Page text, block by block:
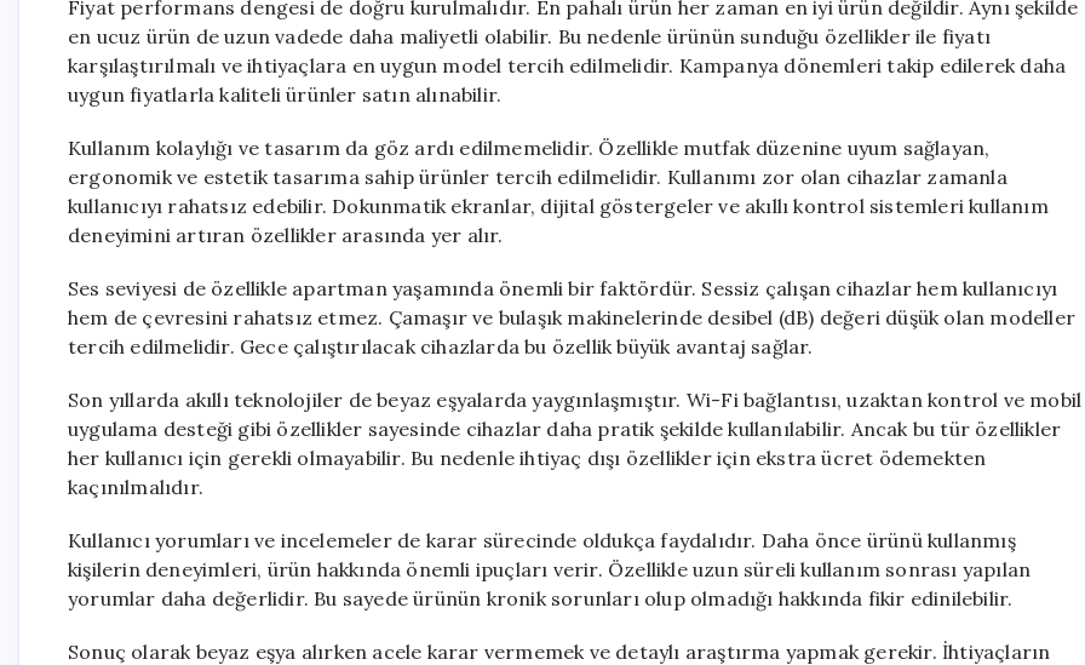
Fiyat performans dengesi de doğru kurulmalıdır. En pahalı ürün her zaman en iyi ürün değildir. Aynı şekilde
en ucuz ürün de uzun vadede daha maliyetli olabilir. Bu nedenle ürünün sunduğu özellikler ile fiyatı
karşılaştırılmalı ve ihtiyaçlara en uygun model tercih edilmelidir. Kampanya dönemleri takip edilerek daha
uygun fiyatlarla kaliteli ürünler satın alınabilir.
Kullanım kolaylığı ve tasarım da göz ardı edilmemelidir. Özellikle mutfak düzenine uyum sağlayan,
ergonomik ve estetik tasarıma sahip ürünler tercih edilmelidir. Kullanımı zor olan cihazlar zamanla
kullanıcıyı rahatsız edebilir. Dokunmatik ekranlar, dijital göstergeler ve akıllı kontrol sistemleri kullanım
deneyimini artıran özellikler arasında yer alır.
Ses seviyesi de özellikle apartman yaşamında önemli bir faktördür. Sessiz çalışan cihazlar hem kullanıcıyı
hem de çevresini rahatsız etmez. Çamaşır ve bulaşık makinelerinde desibel (dB) değeri düşük olan modeller
tercih edilmelidir. Gece çalıştırılacak cihazlarda bu özellik büyük avantaj sağlar.
Son yıllarda akıllı teknolojiler de beyaz eşyalarda yaygınlaşmıştır. Wi-Fi bağlantısı, uzaktan kontrol ve mobil
uygulama desteği gibi özellikler sayesinde cihazlar daha pratik şekilde kullanılabilir. Ancak bu tür özellikler
her kullanıcı için gerekli olmayabilir. Bu nedenle ihtiyaç dışı özellikler için ekstra ücret ödemekten
kaçınılmalıdır.
Kullanıcı yorumları ve incelemeler de karar sürecinde oldukça faydalıdır. Daha önce ürünü kullanmış
kişilerin deneyimleri, ürün hakkında önemli ipuçları verir. Özellikle uzun süreli kullanım sonrası yapılan
yorumlar daha değerlidir. Bu sayede ürünün kronik sorunları olup olmadığı hakkında fikir edinilebilir.
Sonuç olarak beyaz eşya alırken acele karar vermemek ve detaylı araştırma yapmak gerekir. İhtiyaçların